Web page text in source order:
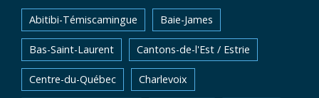
Abitibi-Témiscamingue Baie-James
Bas-Saint-Laurent Cantons-de-l'Est / Estrie
Centre-du-Québec Charlevoix